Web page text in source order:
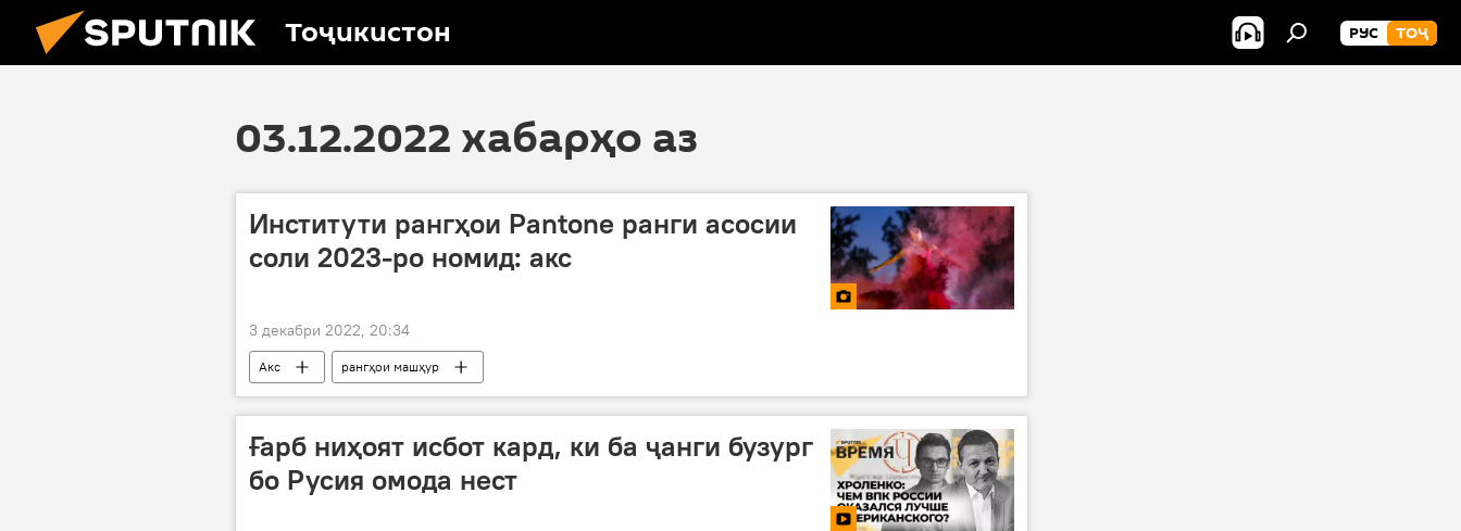
Тоҷикистон РУС ТОҶ
03.12.2022 хабарҳо аз
Институти рангҳои Pantone ранги асосии
соли 2023-ро номид: акс
3 декабри 2022, 20:34
Акс рангҳои машҳур
Ғарб ниҳоят исбот кард, ки ба ҷанги бузург
бо Русия омода нест